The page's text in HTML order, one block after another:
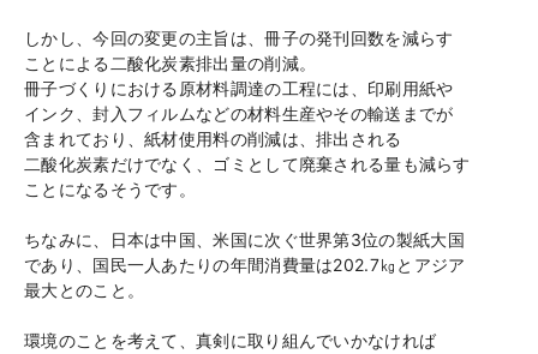
しかし、今回の変更の主旨は、冊子の発刊回数を減らす
ことによる二酸化炭素排出量の削減。
冊子づくりにおける原材料調達の工程には、印刷用紙や
インク、封入フィルムなどの材料生産やその輸送までが
含まれており、紙材使用料の削減は、排出される
二酸化炭素だけでなく、ゴミとして廃棄される量も減らす
ことになるそうです。
ちなみに、日本は中国、米国に次ぐ世界第3位の製紙大国
であり、国民一人あたりの年間消費量は202.7㎏とアジア
最大とのこと。
環境のことを考えて、真剣に取り組んでいかなければ